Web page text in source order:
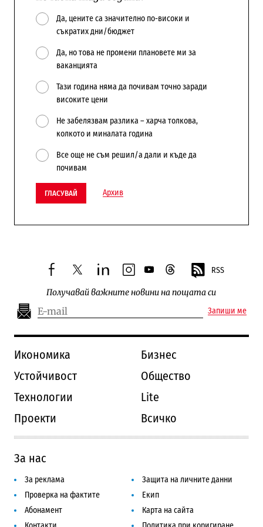
Да, цените са значително по-високи и
съкратих дни/бюджет
Да, но това не промени плановете ми за
ваканцията
Тази година няма да почивам точно заради
високите цени
Не забелязвам разлика – харча толкова,
колкото и миналата година
Все още не съм решил/а дали и къде да
почивам
ГЛАСУВАЙ Архив
facebooktwitterlinkedininstagram
youtubethreads RSS
Получавай важните новини на пощата си
Запиши ме
Икономика
Бизнес
Устойчивост
Общество
Технологии
Lite
Проекти
Всичко
За нас
За реклама
Защита на личните данни
Проверка на фактите
Екип
Абонамент
Карта на сайта